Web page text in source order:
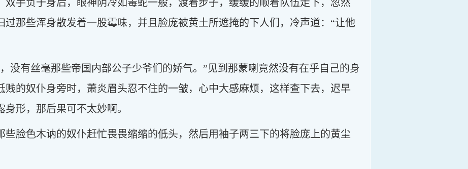
双手负于身后，眼神阴冷如毒蛇一般，渡着步子，缓缓的顺着队伍走下，忽然
过那些浑身散发着一股霉味，并且脸庞被黄土所遮掩的下人们，冷声道：“让他
没有丝毫那些帝国内部公子少爷们的娇气。”见到那蒙喇竟然没有在乎自己的身
贱的奴仆身旁时，萧炎眉头忍不住的一皱，心中大感麻烦，这样查下去，迟早
形，那后果可不太妙啊。
些脸色木讷的奴仆赶忙畏畏缩缩的低头，然后用袖子两三下的将脸庞上的黄尘